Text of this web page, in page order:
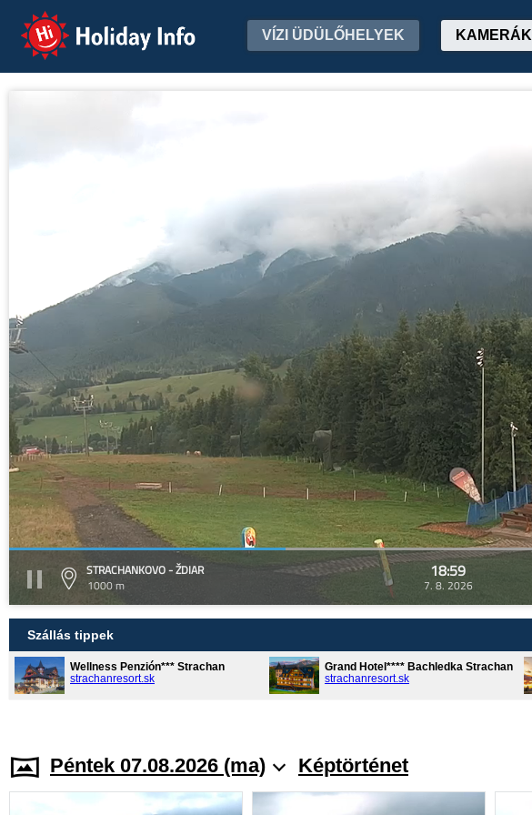
Holiday Info VÍZI ÜDÜLŐHELYEK KAMERÁK
STRACHANKOVO - ŽDIAR
1000 m
18:59
7. 8. 2026
Szállás tippek
Wellness Penzión*** Strachan
strachanresort.sk
Grand Hotel**** Bachledka Strachan
strachanresort.sk
Péntek 07.08.2026 (ma) Képtörténet